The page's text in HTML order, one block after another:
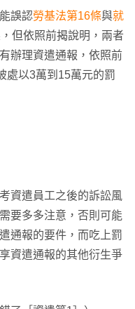
誤認勞基法第16條與就
但依照前揭說明，兩者
辦理資遣通報，依照前
處以3萬到15萬元的罰
資遣員工之後的訴訟風
要多多注意，否則可能
通報的要件，而吃上罰
資遣通報的其他衍生爭